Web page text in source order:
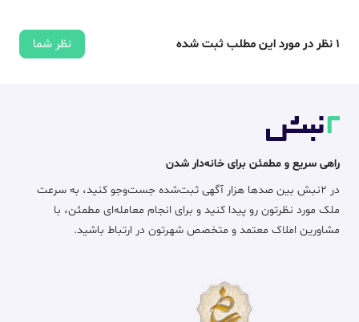
1 نظر در مورد این مطلب ثبت شده نظر شما
راهی سریع و مطمئن برای خانه‌دار شدن
در ۲نبش بین صدها هزار آگهی ثبت‌شده جست‌وجو کنید، به سرعت
ملک مورد نظرتون رو پیدا کنید و برای انجام معامله‌ای مطمئن، با
مشاورین املاک معتمد و متخصص شهرتون در ارتباط باشید.